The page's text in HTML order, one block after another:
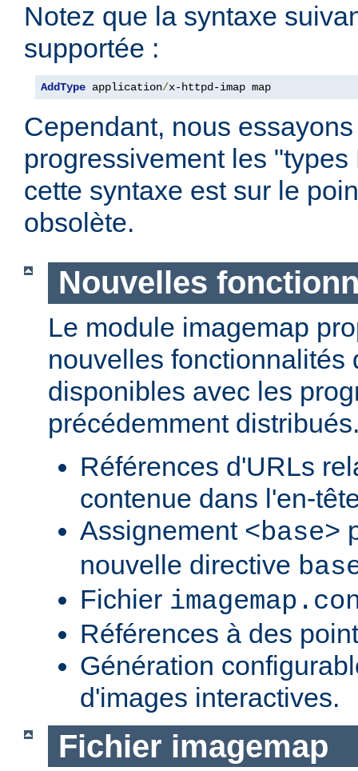
Notez que la syntaxe
supportée :
AddType application/x-httpd-imap map
Cependant, nous
progressivement les
cette syntaxe est sur le
obsolète.
Nouvelles
Le module imagemap
nouvelles fonctionnalités
disponibles avec les
précédemment
Références d'URLs
contenue dans l'en-
Assignement <base>
nouvelle directive
Fichier
Références à des
Génération
d'images interactives.
Fichier imagemap